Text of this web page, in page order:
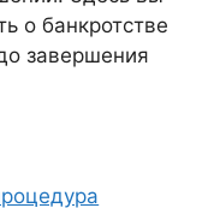
о банкротстве
завершения